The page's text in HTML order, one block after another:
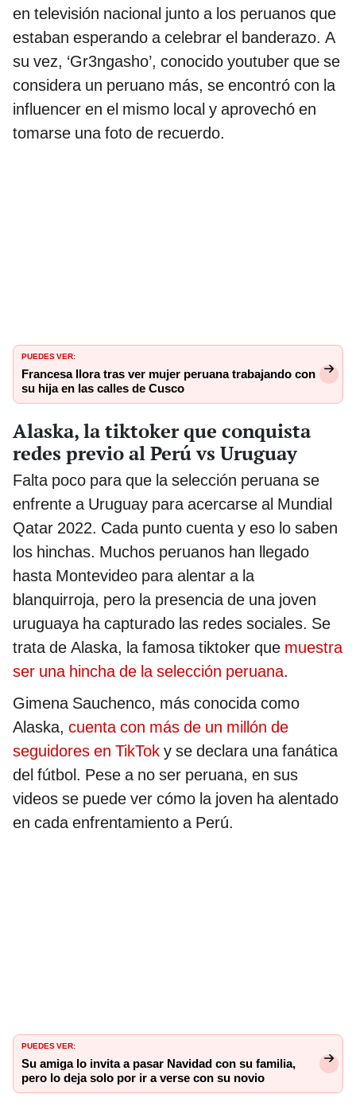
en televisión nacional junto a los peruanos que
estaban esperando a celebrar el banderazo. A
su vez, ‘Gr3ngasho’, conocido youtuber que se
considera un peruano más, se encontró con la
influencer en el mismo local y aprovechó en
tomarse una foto de recuerdo.
PUEDES VER:
Francesa llora tras ver mujer peruana trabajando con
su hija en las calles de Cusco
Alaska, la tiktoker que conquista
redes previo al Perú vs Uruguay
Falta poco para que la selección peruana se
enfrente a Uruguay para acercarse al Mundial
Qatar 2022. Cada punto cuenta y eso lo saben
los hinchas. Muchos peruanos han llegado
hasta Montevideo para alentar a la
blanquirroja, pero la presencia de una joven
uruguaya ha capturado las redes sociales. Se
trata de Alaska, la famosa tiktoker que muestra
ser una hincha de la selección peruana.
Gimena Sauchenco, más conocida como
Alaska, cuenta con más de un millón de
seguidores en TikTok y se declara una fanática
del fútbol. Pese a no ser peruana, en sus
videos se puede ver cómo la joven ha alentado
en cada enfrentamiento a Perú.
PUEDES VER:
Su amiga lo invita a pasar Navidad con su familia,
pero lo deja solo por ir a verse con su novio